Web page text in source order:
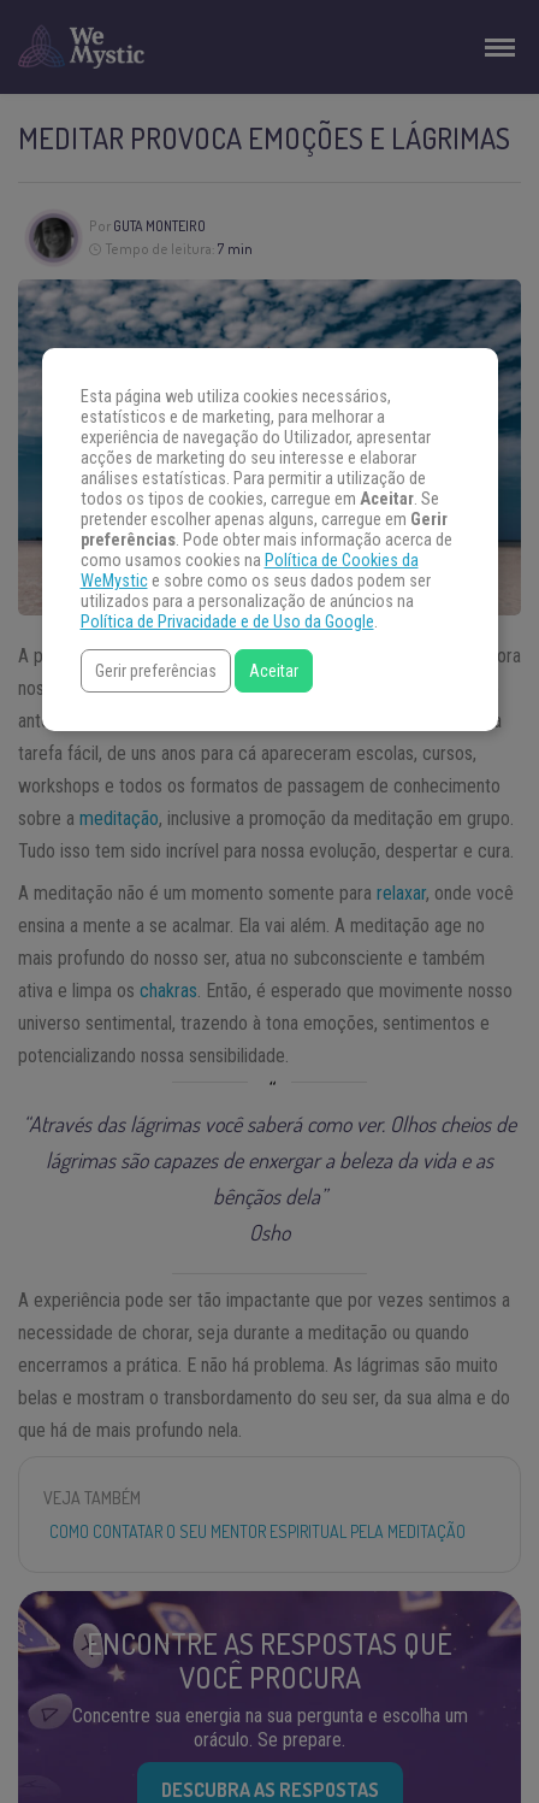
MEDITAR PROVOCA EMOÇÕES E LÁGRIMAS
Por GUTA MONTEIRO
Tempo de leitura: 7 min
A prática dameditaçãoexiste há alguns milhares de anos, embora
nos último anos tenha se tornado mais popular do que nunca. Se
antes existiam poucas escolas e achar um bom instrutor não era
tarefa fácil, de uns anos para cá apareceram escolas, cursos,
workshops e todos os formatos de passagem de conhecimento
sobre a meditação, inclusive a promoção da meditação em grupo.
Tudo isso tem sido incrível para nossa evolução, despertar e cura.
A meditação não é um momento somente para relaxar, onde você
ensina a mente a se acalmar. Ela vai além. A meditação age no
mais profundo do nosso ser, atua no subconsciente e também
ativa e limpa os chakras . Então, é esperado que movimente nosso
universo sentimental, trazendo à tona emoções, sentimentos e
potencializando nossa sensibilidade.
“Através das lágrimas você saberá como ver. Olhos cheios de
lágrimas são capazes de enxergar a beleza da vida e as
bênçãos dela”
Osho
A experiência pode ser tão impactante que por vezes sentimos a
necessidade de chorar, seja durante a meditação ou quando
encerramos a prática. E não há problema. As lágrimas são muito
belas e mostram o transbordamento do seu ser, da sua alma e do
que há de mais profundo nela.
VEJA TAMBÉM
COMO CONTATAR O SEU MENTOR ESPIRITUAL PELA MEDITAÇÃO
ENCONTRE AS RESPOSTAS QUE
VOCÊ PROCURA
Concentre sua energia na sua pergunta e escolha um
oráculo. Se prepare.
DESCUBRA AS RESPOSTAS
Esta página web utiliza cookies necessários,
estatísticos e de marketing, para melhorar a
experiência de navegação do Utilizador, apresentar
acções de marketing do seu interesse e elaborar
análises estatísticas. Para permitir a utilização de
todos os tipos de cookies, carregue em Aceitar. Se
pretender escolher apenas alguns, carregue em Gerir
preferências. Pode obter mais informação acerca de
como usamos cookies na Política de Cookies da
WeMystice sobre como os seus dados podem ser
utilizados para a personalização de anúncios na
Política de Privacidade e de Uso da Google.
Gerir preferências Aceitar